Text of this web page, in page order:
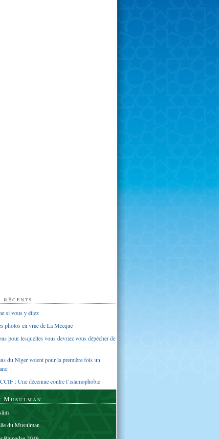
si vous y étiez
photos en vrac de La Mecque
pour lesquelles vous devriez vous dépêcher de
du Niger voient pour la première fois un
: Une décennie contre l’islamophobie
Musulman
du Musulman